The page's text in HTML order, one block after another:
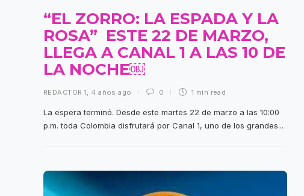
“EL ZORRO: LA ESPADA Y LA
ROSA” ESTE 22 DE MARZO,
LLEGA A CANAL 1 A LAS 10 DE
LA NOCHE￼
REDACTOR 1 4 años ago 0 1 min read
La espera terminó. Desde este martes 22 de marzo a las 10:00
p.m. toda Colombia disfrutará por Canal 1, uno de los grandes...